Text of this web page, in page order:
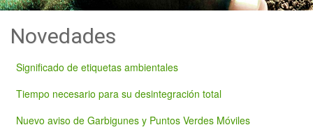
Novedades
Significado de etiquetas ambientales
Tiempo necesario para su desintegración total
Nuevo aviso de Garbigunes y Puntos Verdes Móviles